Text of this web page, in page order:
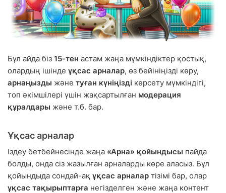
Бұл айда біз 15-тен астам жаңа мүмкіндіктер қостық,
олардың ішінде ұқсас арналар, өз бейініңізді көру,
арнаңызды және туған күніңізді көрсету мүмкіндігі,
топ әкімшілері үшін жақсартылған модерация
құралдары және т.б. бар.
Ұқсас арналар
Іздеу бетбейнесінде жаңа «Арна» қойындысы пайда
болды, онда сіз жазылған арналарды көре аласыз. Бұл
қойындыда сондай-ақ ұқсас арналар тізімі бар, олар
ұқсас тақырыптарға негізделген және жаңа контент